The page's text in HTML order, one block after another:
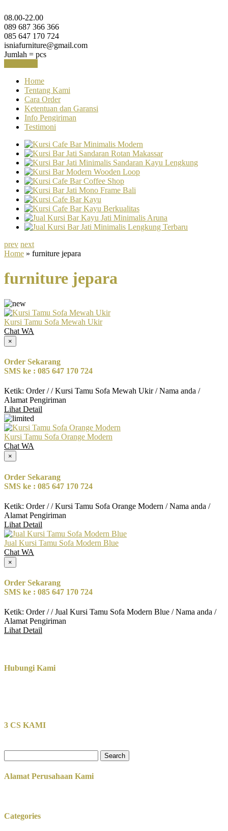
08.00-22.00
089 687 366 366
085 647 170 724
isniafurniture@gmail.com
Jumlah = pcs
Home
Tentang Kami
Cara Order
Ketentuan dan Garansi
Info Pengiriman
Testimoni
prev next
Home » furniture jepara
furniture jepara
Kursi Tamu Sofa Mewah Ukir
Chat WA
×
Order Sekarang
SMS ke : 085 647 170 724
Ketik: Order / / Kursi Tamu Sofa Mewah Ukir / Nama anda /
Alamat Pengiriman
Lihat Detail
Kursi Tamu Sofa Orange Modern
Chat WA
×
Order Sekarang
SMS ke : 085 647 170 724
Ketik: Order / / Kursi Tamu Sofa Orange Modern / Nama anda /
Alamat Pengiriman
Lihat Detail
Jual Kursi Tamu Sofa Modern Blue
Chat WA
×
Order Sekarang
SMS ke : 085 647 170 724
Ketik: Order / / Jual Kursi Tamu Sofa Modern Blue / Nama anda /
Alamat Pengiriman
Lihat Detail
Hubungi Kami
3 CS KAMI
for:
Alamat Perusahaan Kami
Categories